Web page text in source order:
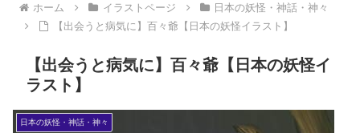
ホーム イラストページ
日本の妖怪・神話・神々
【出会うと病気に】百々爺【日本の妖怪イラスト】
【出会うと病気に】百々爺【日本の妖怪イ
ラスト】
日本の妖怪・神話・神々